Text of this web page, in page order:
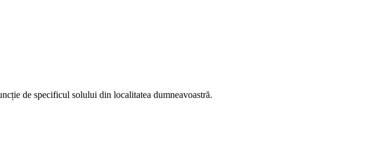
de specificul solului din localitatea dumneavoastră.